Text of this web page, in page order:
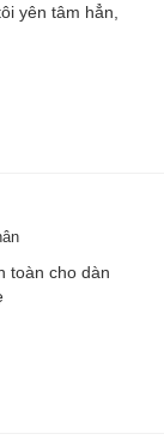
dàn âm thanh
yên tâm hẳn,
toàn cho dàn